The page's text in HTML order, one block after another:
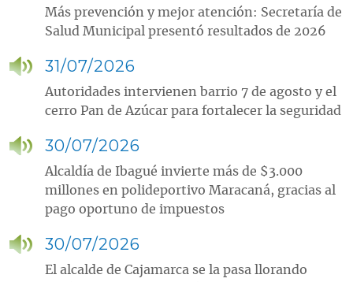
Más prevención y mejor atención: Secretaría de
Salud Municipal presentó resultados de 2026
31/07/2026
Autoridades intervienen barrio 7 de agosto y el
cerro Pan de Azúcar para fortalecer la seguridad
30/07/2026
Alcaldía de Ibagué invierte más de $3.000
millones en polideportivo Maracaná, gracias al
pago oportuno de impuestos
30/07/2026
El alcalde de Cajamarca se la pasa llorando